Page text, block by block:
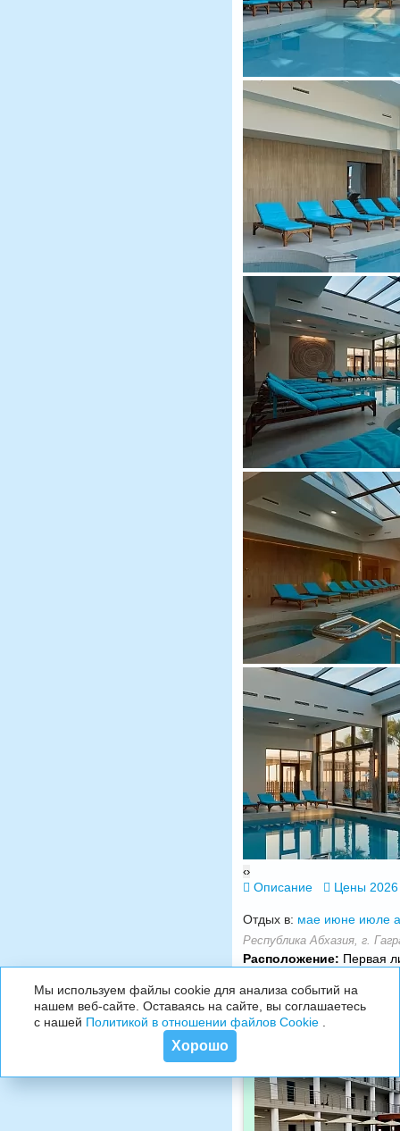
‹›
Описание Цены
Отдых в: мае июне июле
Республика Абхазия, г.
Расположение: Первая
Мы используем файлы cookie для анализа событий на
нашем веб-сайте. Оставаясь на сайте, вы соглашаетесь
с нашей Политикой в отношении файлов Cookie.
Хорошо